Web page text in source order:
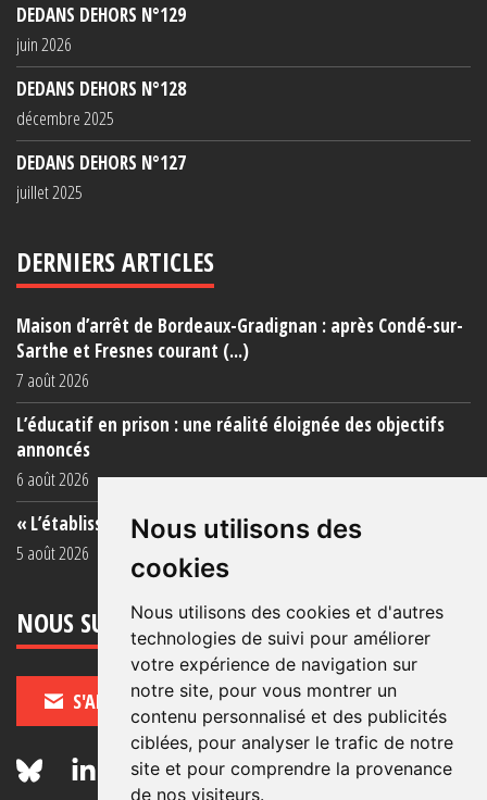
Nous utilisons des
cookies
Nous utilisons des cookies et d'autres
technologies de suivi pour améliorer
votre expérience de navigation sur
notre site, pour vous montrer un
contenu personnalisé et des publicités
ciblées, pour analyser le trafic de notre
site et pour comprendre la provenance
de nos visiteurs.
DEDANS DEHORS N°129
juin 2026
DEDANS DEHORS N°128
décembre 2025
DEDANS DEHORS N°127
juillet 2025
DERNIERS ARTICLES
Maison d’arrêt de Bordeaux-Gradignan : après Condé-sur-
Sarthe et Fresnes courant (...)
7 août 2026
L’éducatif en prison : une réalité éloignée des objectifs
annoncés
6 août 2026
« L’établissement est une porcherie totale »
5 août 2026
NOUS SUIVRE
S'ABONNER